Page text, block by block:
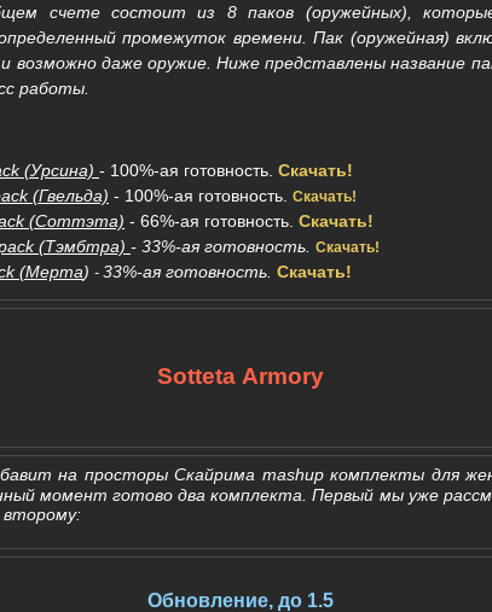
состоит из 8 паков (оружейных), которые
промежуток времени. Пак (оружейная)
возможно даже оружие. Ниже представлены название
работы.
(Урсина) - 100%-ая готовность. Скачать!
(Гвельда) - 100%-ая готовность. Скачать!
(Соттэта) - 66%-ая готовность. Скачать!
(Тэмбтра) - 33%-ая готовность. Скачать!
(Мерта) - 33%-ая готовность. Скачать!
Sotteta Armory
на просторы Скайрима mashup комплекты для
момент готово два комплекта. Первый мы уже
второму:
Обновление, до 1.5